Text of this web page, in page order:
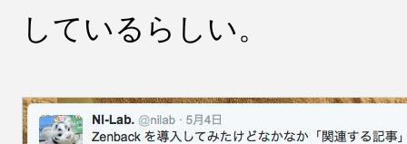
しているらしい。